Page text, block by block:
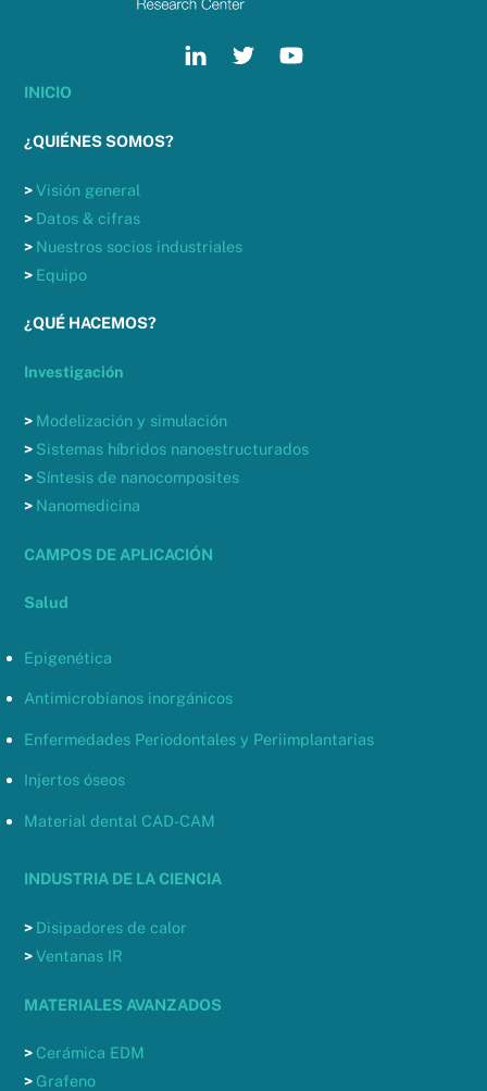
INICIO
¿QUIÉNES SOMOS?
>Visión general
> Datos & cifras
> Nuestros socios industriales
> Equipo
¿QUÉ HACEMOS?
Investigación
> Modelización y simulación
> Sistemas híbridos nanoestructurados
> Síntesis de nanocomposites
> Nanomedicina
CAMPOS DE APLICACIÓN
Salud
Epigenética
Antimicrobianos inorgánicos
Enfermedades Periodontales y Periimplantarias
Injertos óseos
Material dental CAD-CAM
INDUSTRIA DE LA CIENCIA
> Disipadores de calor
>Ventanas IR
MATERIALES AVANZADOS
> Cerámica EDM
> Grafeno